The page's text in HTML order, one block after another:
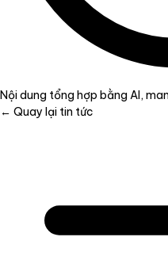
Nội dung tổng hợp bằng AI,
← Quay lại tin tức